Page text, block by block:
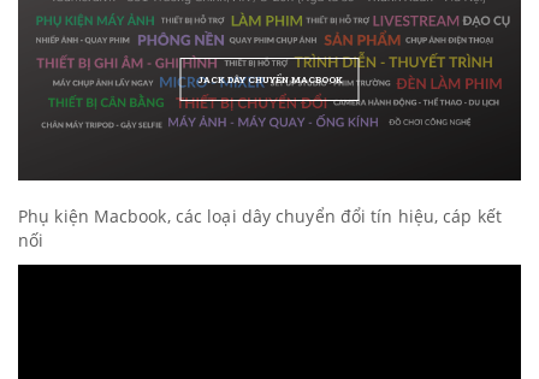
JACK DÂY CHUYỂN MACBOOK
Phụ kiện Macbook, các loại dây chuyển đổi tín hiệu, cáp kết
nối